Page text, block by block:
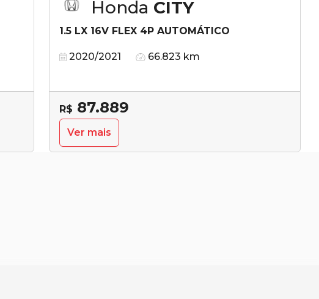
Honda CITY
1.5 LX 16V FLEX 4P AUTOMÁTICO
2020/2021 66.823 km
R$ 87.889
Ver mais